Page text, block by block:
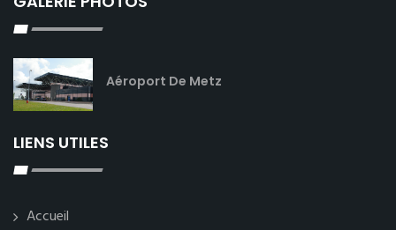
Aéroport De Metz
LIENS UTILES
Accueil